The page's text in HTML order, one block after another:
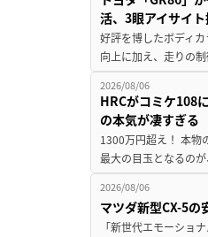
活、3眼アイサイ
好評を博したボディ
向上に加え、走りの
2026/08/06
HRCがコミケ108
の本気が凄すぎる
1300万円超え！ 本物
最大の目玉となるの
2026/08/06
マツダ新型CX-5
「新世代エモーショ